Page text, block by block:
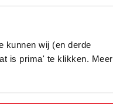
kunnen wij (en derde
is prima' te klikken. Meer